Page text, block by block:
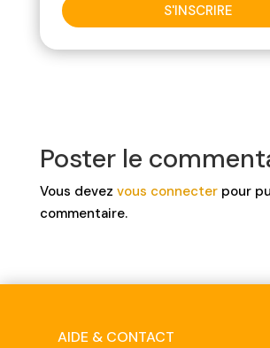
S'INSCRIRE
Poster le
Vous devez vous connecterpour
commentaire.
AIDE & CONTACT